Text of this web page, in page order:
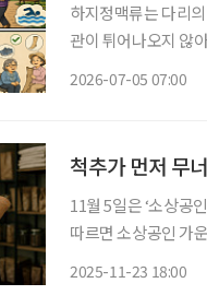
하지정맥류는 다리
관이 튀어나오지 않
2026-07-05 07:00
척추가 먼저 무
11월 5일은 ‘소상공
따르면 소상공인 가
2025-11-23 18:00